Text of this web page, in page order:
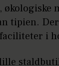
økologiske
tipien.
i